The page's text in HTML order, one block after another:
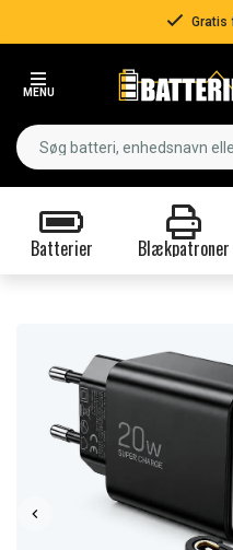
Gratis
MENU
Batterier Blækpatroner